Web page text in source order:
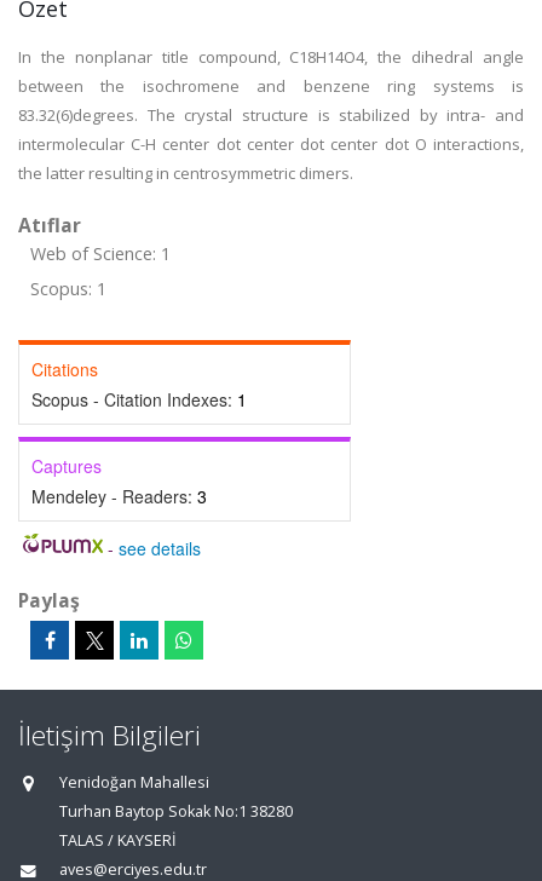
Özet
In the nonplanar title compound, C18H14O4, the dihedral angle
between the isochromene and benzene ring systems is
83.32(6)degrees. The crystal structure is stabilized by intra- and
intermolecular C-H center dot center dot center dot O interactions,
the latter resulting in centrosymmetric dimers.
Atıflar
Web of Science: 1
Scopus: 1
Citations
Scopus - Citation Indexes: 1
Captures
Mendeley - Readers: 3
- see details
Paylaş
İletişim Bilgileri
Yenidoğan Mahallesi
Turhan Baytop Sokak No:1 38280
TALAS / KAYSERİ
aves@erciyes.edu.tr